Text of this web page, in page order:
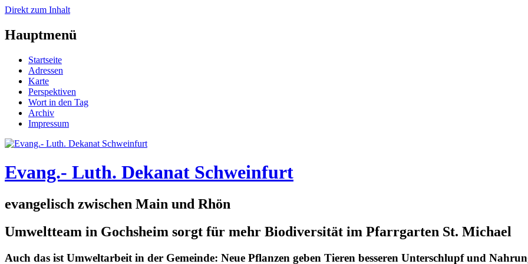
Direkt zum Inhalt
Hauptmenü
Startseite
Adressen
Karte
Perspektiven
Wort in den Tag
Archiv
Impressum
Evang.- Luth. Dekanat Schweinfurt
evangelisch zwischen Main und Rhön
Umweltteam in Gochsheim sorgt für mehr Biodiversität im Pfarrgarten St. Michael
Auch das ist Umweltarbeit in der Gemeinde: Neue Pflanzen geben Tieren besseren Unterschlupf und